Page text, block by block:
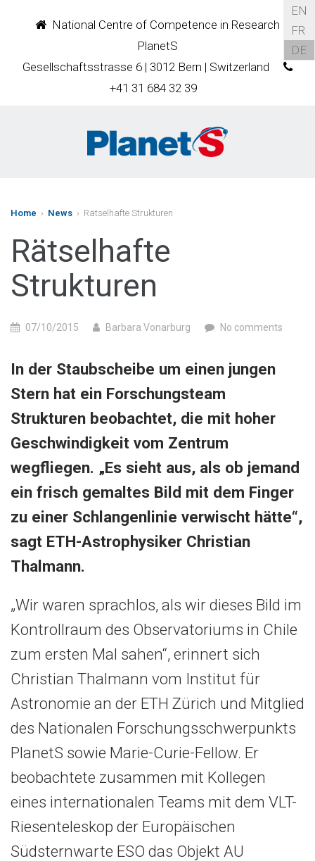
National Centre of Competence in Research
PlanetS
Gesellschaftsstrasse 6 | 3012 Bern | Switzerland
+41 31 684 32 39
EN
FR
DE
Home › News › Rätselhafte Strukturen
Rätselhafte
Strukturen
07/10/2015 Barbara Vonarburg No comments
In der Staubscheibe um einen jungen
Stern hat ein Forschungsteam
Strukturen beobachtet, die mit hoher
Geschwindigkeit vom Zentrum
wegfliegen. „Es sieht aus, als ob jemand
ein frisch gemaltes Bild mit dem Finger
zu einer Schlangenlinie verwischt hätte“,
sagt ETH-Astrophysiker Christian
Thalmann.
„Wir waren sprachlos, als wir dieses Bild im
Kontrollraum des Observatoriums in Chile
zum ersten Mal sahen“, erinnert sich
Christian Thalmann vom Institut für
Astronomie an der ETH Zürich und Mitglied
des Nationalen Forschungsschwerpunkts
PlanetS sowie Marie-Curie-Fellow. Er
beobachtete zusammen mit Kollegen
eines internationalen Teams mit dem VLT-
Riesenteleskop der Europäischen
Südsternwarte ESO das Objekt AU